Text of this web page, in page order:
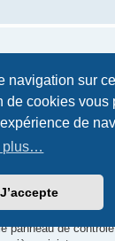
navigation sur
de cookies vous
de
plus…
J’accepte
autorisées sur ce
autoriser ou
certain de savoir ce
un administrateur
toutes mes pièces
jointes que
panneau de